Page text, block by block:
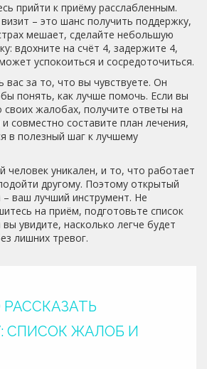
прийти к приёму расслабленным.
– это шанс получить поддержку,
мешает, сделайте небольшую
вдохните на счёт 4, задержите 4,
успокоиться и сосредоточиться.
вас за то, что вы чувствуете. Он
понять, как лучше помочь. Если вы
своих жалобах, получите ответы на
совместно составите план лечения,
в полезный шаг к лучшему
человек уникален, и то, что работает
другому. Поэтому открытый
– ваш лучший инструмент. Не
на приём, подготовьте список
увидите, насколько легче будет
лишних тревог.
СПИСОК ЖАЛОБ И